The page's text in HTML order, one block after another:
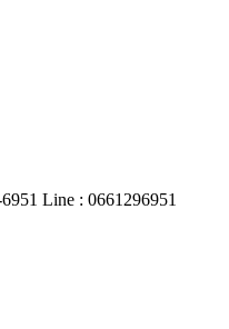
Line : 0661296951